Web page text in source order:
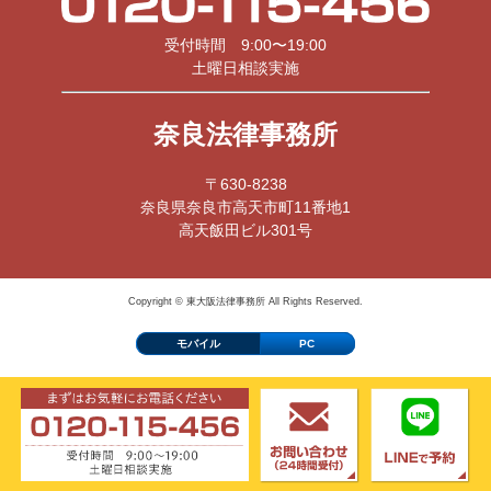
受付時間 9:00〜19:00
土曜日相談実施
奈良法律事務所
〒630-8238
奈良県奈良市高天市町11番地1
高天飯田ビル301号
Copyright © 東大阪法律事務所 All Rights Reserved.
モバイル PC